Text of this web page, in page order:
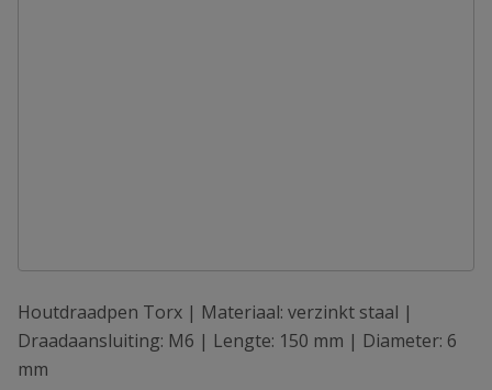
Houtdraadpen Torx | Materiaal: verzinkt staal |
Draadaansluiting: M6 | Lengte: 150 mm | Diameter: 6
mm